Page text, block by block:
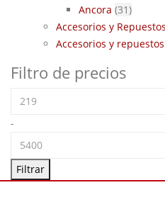
Ancora (31)
Accesorios y
Accesorios y
Filtro de precios
-
Filtrar